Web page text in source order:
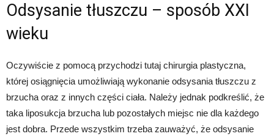
Odsysanie tłuszczu – sposób XXI
wieku
Oczywiście z pomocą przychodzi tutaj chirurgia plastyczna,
której osiągnięcia umożliwiają wykonanie odsysania tłuszczu z
brzucha oraz z innych części ciała. Należy jednak podkreślić, że
taka liposukcja brzucha lub pozostałych miejsc nie dla każdego
jest dobra. Przede wszystkim trzeba zauważyć, że odsysanie